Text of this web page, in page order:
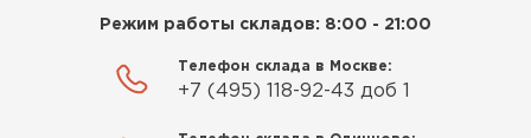
Режим работы складов: 8:00 - 21:00
Телефон склада в Москве:
+7 (495) 118-92-43 доб 1